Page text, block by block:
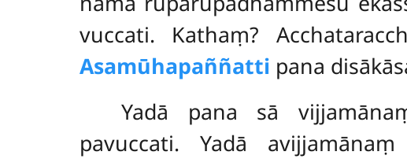
vuccati. Kathaṃ?
Asamūhapaññatti pana
Yadā pana sā
pavuccati. Yadā